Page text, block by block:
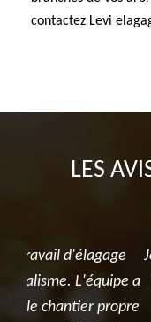
contactez Levi
LES
Je suis ravi des
l'élagage du
et surtout le